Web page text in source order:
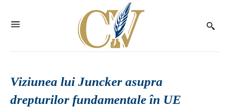
Viziunea lui Juncker asupra
drepturilor fundamentale în UE